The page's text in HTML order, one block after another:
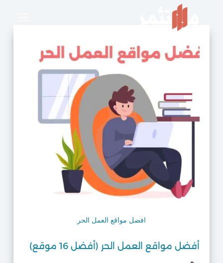
افضل مواقع العمل الحر
أفضل مواقع العمل الحر (أفضل 16 موقع)